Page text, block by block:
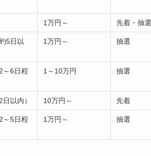
1万円～ 先着・抽選
5日以
1万円～ 抽選
～6日程
1～10万円 抽選
以内） 10万円～ 先着
～5日程
1万円～ 抽選